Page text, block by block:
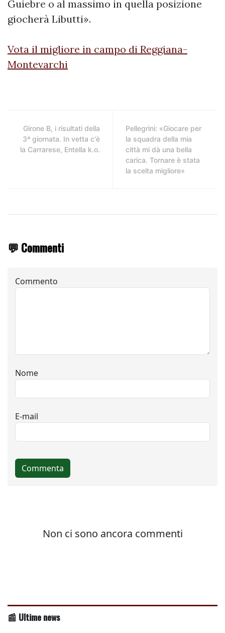
Guiebre o al massimo in quella posizione
giocherà Libutti».
Vota il migliore in campo di Reggiana-
Montevarchi
Girone B, i risultati della
3ª giornata. In vetta c'è
la Carrarese, Entella k.o.
Pellegrini: «Giocare per
la squadra della mia
città mi dà una bella
carica. Tornare è stata
la scelta migliore»
💬 Commenti
📰 Ultime news